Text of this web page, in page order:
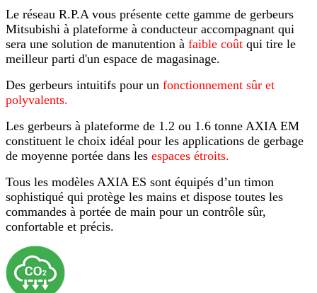
Le réseau R.P.A vous présente cette gamme de gerbeurs
Mitsubishi à plateforme à conducteur accompagnant qui
sera une solution de manutention à faible coût qui tire le
meilleur parti d'un espace de magasinage.
Des gerbeurs intuitifs pour un fonctionnement sûr et
polyvalents.
Les gerbeurs à plateforme de 1.2 ou 1.6 tonne AXIA EM
constituent le choix idéal pour les applications de gerbage
de moyenne portée dans les espaces étroits.
Tous les modèles AXIA ES sont équipés d’un timon
sophistiqué qui protège les mains et dispose toutes les
commandes à portée de main pour un contrôle sûr,
confortable et précis.